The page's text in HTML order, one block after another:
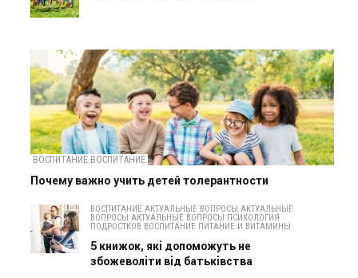
ВОСПИТАНИЕ ВОСПИТАНИЕ
Почему важно учить детей толерантности
ВОСПИТАНИЕ АКТУАЛЬНЫЕ ВОПРОСЫ АКТУАЛЬНЫЕ
ВОПРОСЫ АКТУАЛЬНЫЕ ВОПРОСЫ ПСИХОЛОГИЯ
ПОДРОСТКОВ ВОСПИТАНИЕ ПИТАНИЕ И ВИТАМИНЫ
5 книжок, які допоможуть не
збожеволіти від батьківства